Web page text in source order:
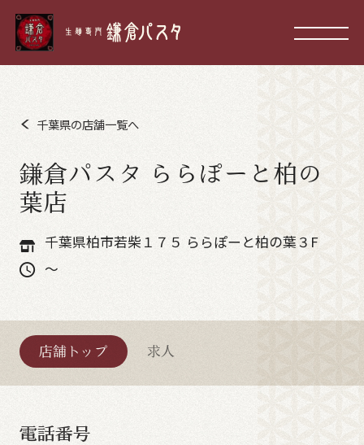
千葉県の店舗一覧へ
鎌倉パスタ ららぽーと柏の
葉店
千葉県柏市若柴１７５ ららぽーと柏の葉３F
～
店舗トップ 求人
電話番号